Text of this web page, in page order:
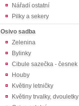
Nářadí ostatní
Pilky a sekery
Osivo sadba
Zelenina
Bylinky
Cibule sazečka - česnek
Houby
Květiny letničky
Květiny trvalky, dvouletky